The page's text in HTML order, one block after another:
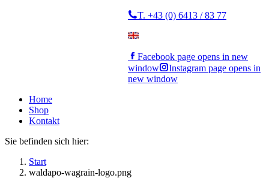
T. +43 (0) 6413 / 83 77
Facebook page opens in new
window
Instagram page opens in
new window
Home
Shop
Kontakt
Sie befinden sich hier:
Start
waldapo-wagrain-logo.png